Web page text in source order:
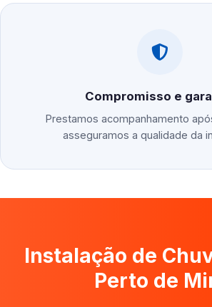
Compromisso e
Prestamos acompanhamento
asseguramos a qualidade da
Instalação de
Perto de